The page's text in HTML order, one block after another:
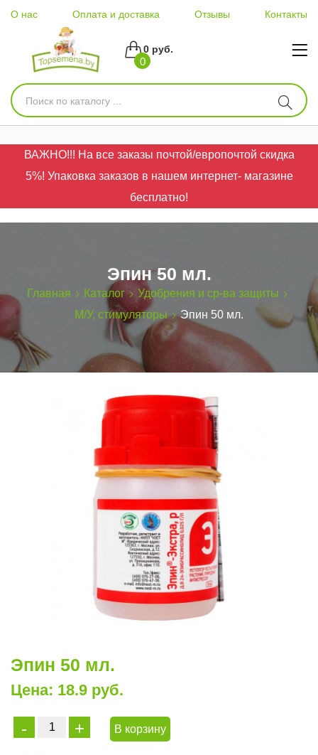
О нас Оплата и доставка Отзывы Контакты
0
0 руб.
ВАЖНО!!! На все заказы почтой/европочтой скидка
5%! Упаковка заказов в нашем интернет- магазине
бесплатно!
Эпин 50 мл.
Главная Каталог
Удобрения и ср-ва защиты
М/У, стимуляторы
Эпин 50 мл.
Эпин 50 мл.
Цена: 18.9 руб.
В корзину